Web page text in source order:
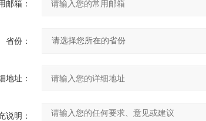
邮箱：
省份：
地址：
说明：